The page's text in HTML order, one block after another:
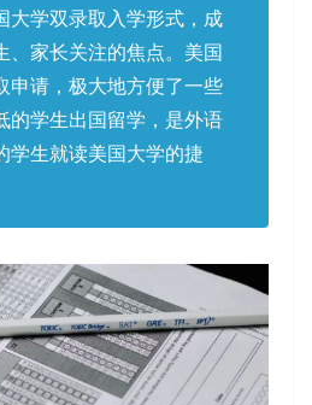
大学双录取入学形式，成
、家长关注的焦点。美国
申请，极大地方便了一些
的学生出国留学，是外语
学生就读美国大学的捷